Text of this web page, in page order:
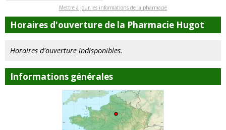
Mettre à jour les informations de la pharmacie
Horaires d'ouverture de la Pharmacie Hugot
Horaires d'ouverture indisponibles.
Informations générales